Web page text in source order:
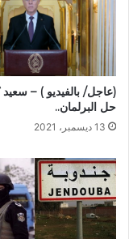
(عاجل/ بالفيديو ) –
حل البرلمان..
13 ديسمبر، 2021